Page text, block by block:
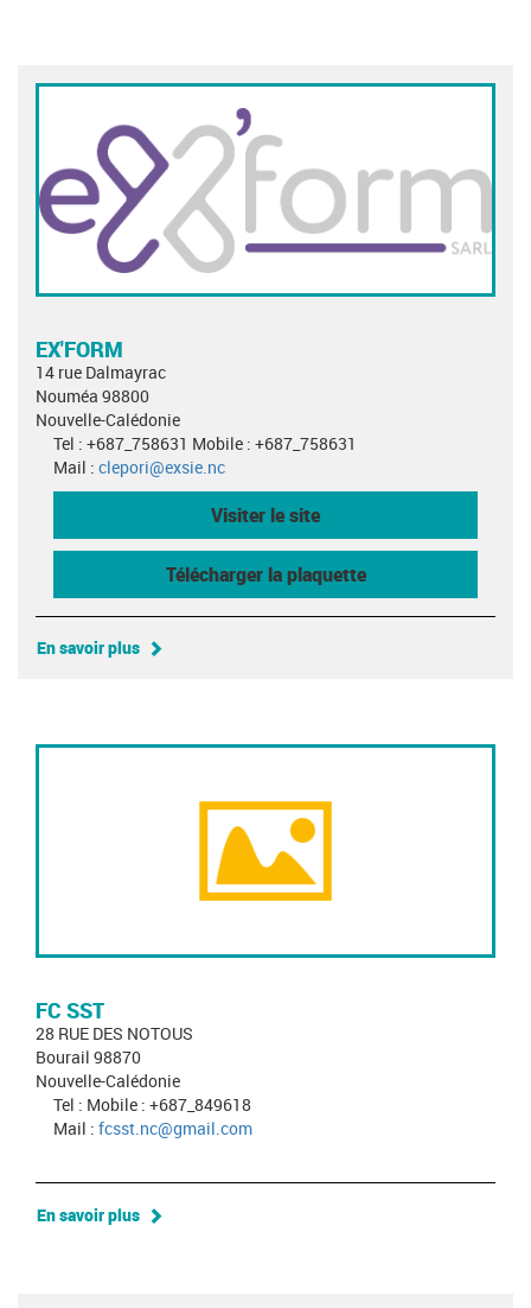
EX'FORM
14 rue Dalmayrac
Nouméa 98800
Nouvelle-Calédonie
Tel : +687_758631 Mobile : +687_758631
Mail : clepori@exsie.nc
Visiter le site
Télécharger la plaquette
En savoir plus
FC SST
28 RUE DES NOTOUS
Bourail 98870
Nouvelle-Calédonie
Tel : Mobile : +687_849618
Mail : fcsst.nc@gmail.com
En savoir plus